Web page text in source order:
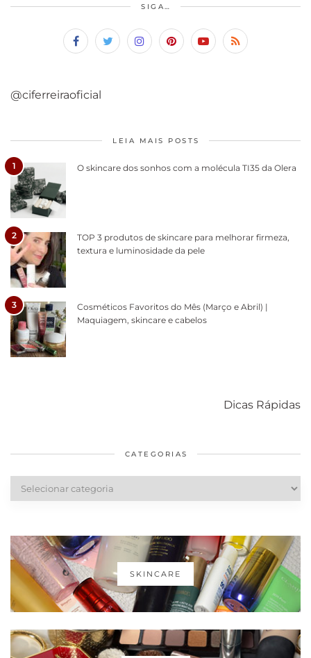
SIGA…
@ciferreiraoficial
LEIA MAIS POSTS
1 O skincare dos sonhos com a molécula TI35 da Olera
2
TOP 3 produtos de skincare para melhorar firmeza,
textura e luminosidade da pele
3
Cosméticos Favoritos do Mês (Março e Abril) |
Maquiagem, skincare e cabelos
Dicas Rápidas
diários
cabelos
CATEGORIAS
Categorias
SKINCARE